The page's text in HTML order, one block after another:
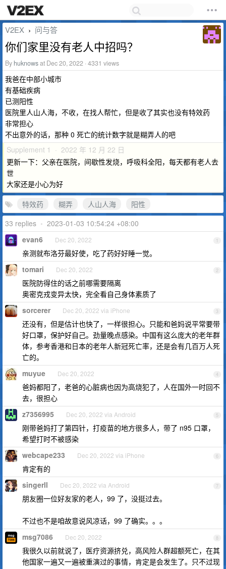
V2EX › 问与答
你们家里没有老人中招吗？
By huknowsat Dec 20, 2022 · 4331 views
我爸在中部小城市
有基础疾病
已测阳性
医院里人山人海，不收，在找人帮忙，但是收了其实也没有特效药
非常担心
不出意外的话，那种 0 死亡的统计数字就是糊弄人的吧
Supplement 1 · 2022 年 12 月 22 日
更新一下：父亲在医院，间歇性发烧，呼吸科全阳，每天都有老人去
世
大家还是小心为好
特效药
糊弄 人山人海
阳性
33 replies • 2023-01-03 10:54:24 +08:00
1
evan6 Dec 20, 2022
亲测就布洛芬最好使，吃了药好好睡一觉。
2
tomari Dec 20, 2022
医院防得住的话之前哪需要隔离
奥密克戎变异太快，完全看自己身体素质了
3
sorcerer Dec 20, 2022 via iPhone
还没有，但是估计也快了，一样很担心。只能和爸妈说平常要带
好口罩，保护好自己。劲量晚点感染。中国有这么庞大的老年群
体，参考香港和日本的老年人新冠死亡率，还是会有几百万人死
亡的。
4
muyue Dec 20, 2022
爸妈都阳了，老爸的心脏病也因为高烧犯了，人在国外一时回不
去，很担心
5
z7356995 Dec 20, 2022 via Android
刚带爸妈打了第四针，打疫苗的地方很多人，带了 n95 口罩，
希望打时不被感染
6
webcape233 Dec 20, 2022 via iPhone
肯定有的
7
singerll Dec 20, 2022 via Android
朋友圈一位好友家的老人，99 了，没挺过去。
不过也不是咱故意说风凉话，99 了确实。。。
8
msg7086 Dec 20, 2022
我很久以前就说了，医疗资源挤兑，高风险人群超额死亡，在其
他国家一遍又一遍被重演过的事情，肯定是会发生了。只不过现